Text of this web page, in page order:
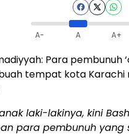
A- A A+
Para pembunuh
tempat kota
laki-lakinya, kini
para pembunuh yang